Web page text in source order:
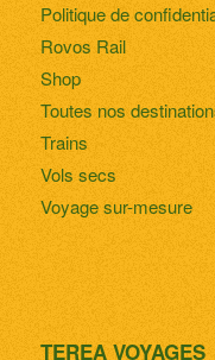
Politique de
Rovos Rail
Shop
Toutes nos
Trains
Vols secs
Voyage sur-mesure
TEREA VOYAGES